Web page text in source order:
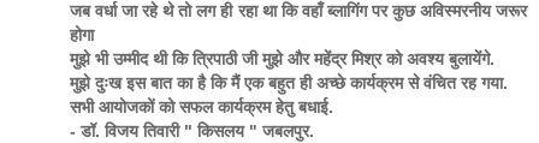
जब वर्धा जा रहे थे तो लग ही रहा था कि वहाँ ब्लागिंग पर कुछ अविस्मरनीय जरूर
होगा
मुझे भी उम्मीद थी कि त्रिपाठी जी मुझे और महेंद्र मिश्र को अवश्य बुलायेंगे.
मुझे दुःख इस बात का है कि मैं एक बहुत ही अच्छे कार्यक्रम से वंचित रह गया.
सभी आयोजकों को सफल कार्यक्रम हेतु बधाई.
- डॉ. विजय तिवारी " किसलय " जबलपुर.